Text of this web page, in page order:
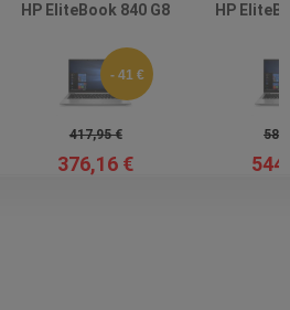
HP EliteBook 840 G8
- 41 €
417,95 €
376,16 €
HP